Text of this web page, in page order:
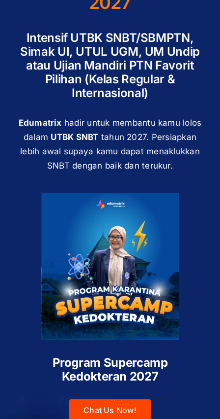
Intensif UTBK SNBT/SBMPTN,
Simak UI, UTUL UGM, UM Undip
atau Ujian Mandiri PTN Favorit
Pilihan (Kelas Regular &
Internasional)
Edumatrix hadir untuk membantu kamu lolos
dalam UTBK SNBT tahun 2027. Persiapkan
lebih awal supaya kamu dapat menaklukkan
SNBT dengan baik dan terukur.
Program Supercamp
Kedokteran 2027
Chat Us Now!